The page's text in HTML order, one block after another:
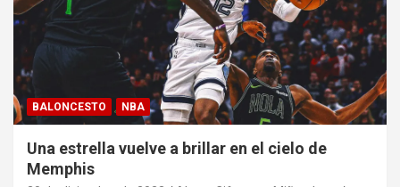
BALONCESTO NBA
Una estrella vuelve a brillar en el cielo de
Memphis